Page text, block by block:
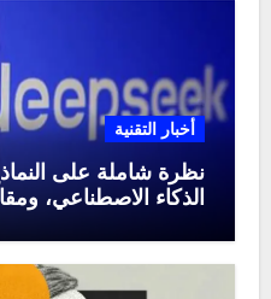
أخبار التقنية
نظرة شاملة على
الذكاء الاصطناعي،